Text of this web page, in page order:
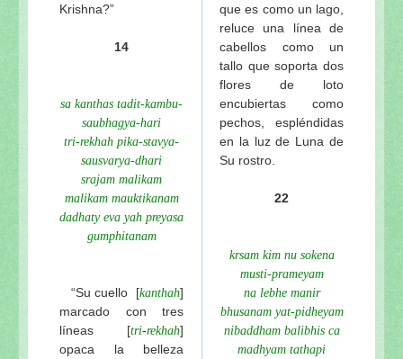
Krishna?”
14
sa kanthas tadit-kambu-
saubhagya-hari
tri-rekhah pika-stavya-
sausvarya-dhari
srajam malikam
malikam mauktikanam
dadhaty eva yah preyasa
gumphitanam
“Su cuello [kanthah]
marcado con tres
líneas [tri-rekhah]
opaca la belleza
que es como un lago,
reluce una línea de
cabellos como un
tallo que soporta dos
flores de loto
encubiertas como
pechos, espléndidas
en la luz de Luna de
Su rostro.
22
krsam kim nu sokena
musti-prameyam
na lebhe manir
bhusanam yat-pidheyam
nibaddham balibhis ca
madhyam tathapi